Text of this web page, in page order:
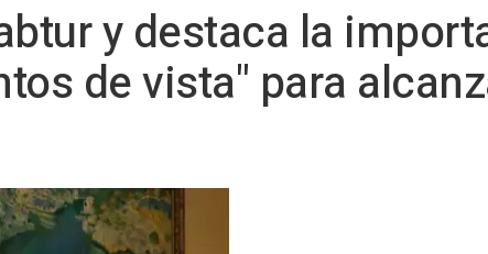
y destaca la
de vista" para